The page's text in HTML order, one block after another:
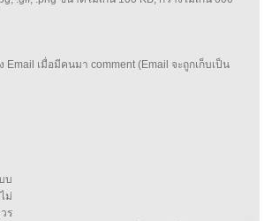
Email เมื่อมีคนมา comment (Email จะถูกเก็บเป็น
บ
ม่
ร